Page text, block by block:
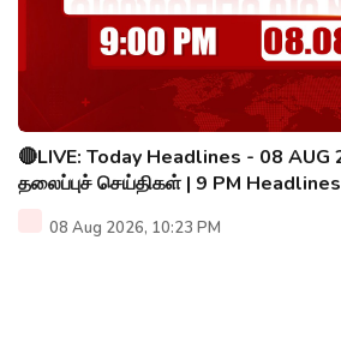
🔴LIVE: Today Headlines - 08
தலைப்புச் செய்திகள் | 9 PM
08 Aug 2026, 10:23 PM